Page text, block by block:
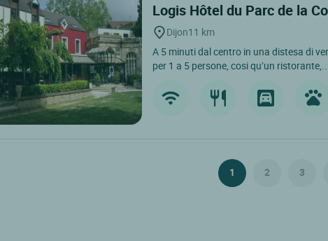
Logis Hôtel du Parc de la
Dijon11 km
A 5 minuti dal centro in una distesa di
per 1 a 5 persone, cosi qu’un
1 2 3